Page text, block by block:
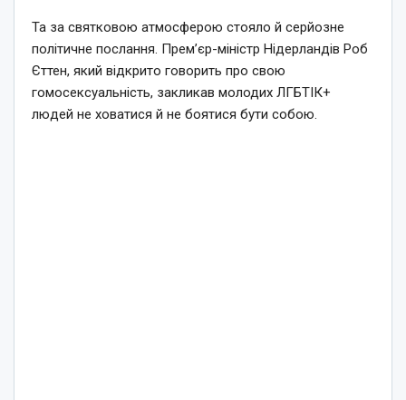
Та за святковою атмосферою стояло й серйозне
політичне послання. Прем’єр-міністр Нідерландів Роб
Єттен, який відкрито говорить про свою
гомосексуальність, закликав молодих ЛГБТІК+
людей не ховатися й не боятися бути собою.